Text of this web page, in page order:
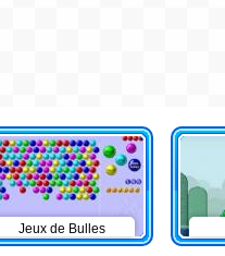
Jeux de Bulles